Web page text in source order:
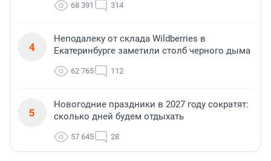
68 391 314
4
Неподалеку от склада Wildberries в
Екатеринбурге заметили столб черного дыма
62 765 112
5
Новогодние праздники в 2027 году сократят:
сколько дней будем отдыхать
57 645 28